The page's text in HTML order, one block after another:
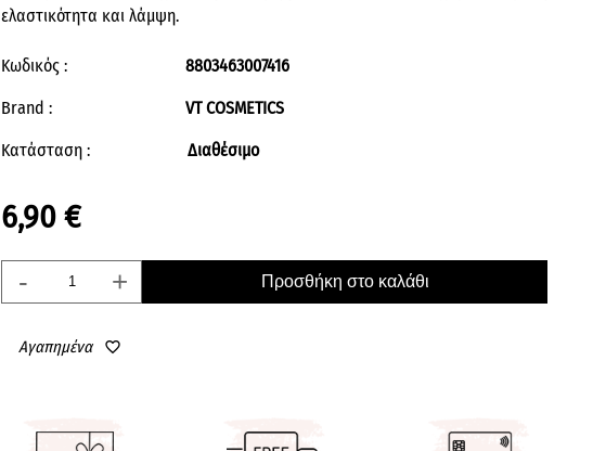
ελαστικότητα και λάμψη.
Κωδικός : 8803463007416
Brand : VT COSMETICS
Κατάσταση : Διαθέσιμο
6,90 €
- + Προσθήκη στο καλάθι
Αγαπημένα favorite_border